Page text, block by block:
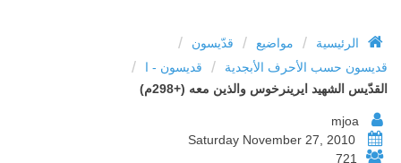
الرئيسية / مواضيع / قدّيسون /
قديسون حسب الأحرف الأبجدية / قديسون - ا /
القدّيس الشهيد ايرينرخوس والذين معه (+298م)
721